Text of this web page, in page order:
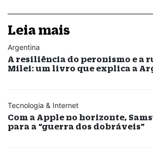
Leia mais
Argentina
A resiliência do peronismo e a
Milei: um livro que explica a
Tecnologia & Internet
Com a Apple no horizonte,
para a “guerra dos dobráveis”